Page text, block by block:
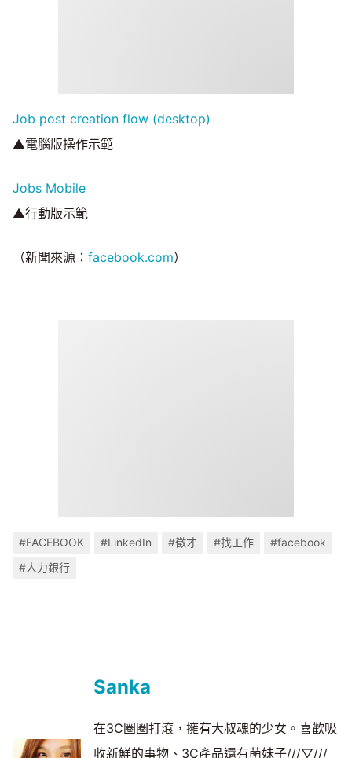
Job post creation flow (desktop)
▲電腦版操作示範
Jobs Mobile
▲行動版示範
（新聞來源： facebook.com）
#FACEBOOK #LinkedIn #徵才 #找工作
#facebook
#人力銀行
Sanka
在3C圈圈打滾，擁有大叔魂的少女。喜歡吸
收新鮮的事物、3C產品還有萌妹子///▽///